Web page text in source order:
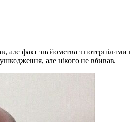
але факт знайомства з
ушкодження, але нікого не вбивав.